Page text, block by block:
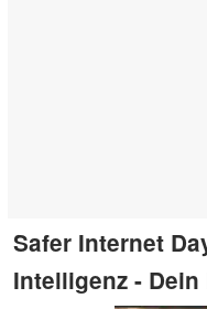
Safer Internet
Intelligenz -